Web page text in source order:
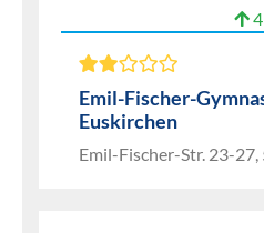
4
Emil-Fischer-
Euskirchen
Emil-Fischer-Str. 23-